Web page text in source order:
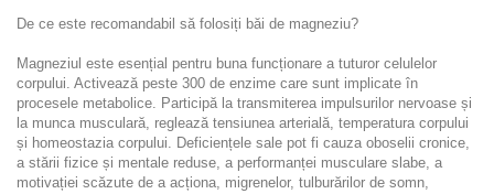
De ce este recomandabil să folosiți băi de magneziu?
Magneziul este esențial pentru buna funcționare a tuturor celulelor
corpului. Activează peste 300 de enzime care sunt implicate în
procesele metabolice. Participă la transmiterea impulsurilor nervoase și
la munca musculară, reglează tensiunea arterială, temperatura corpului
și homeostazia corpului. Deficiențele sale pot fi cauza oboselii cronice,
a stării fizice și mentale reduse, a performanței musculare slabe, a
motivației scăzute de a acționa, migrenelor, tulburărilor de somn,